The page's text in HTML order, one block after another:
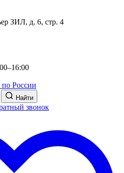
ЗИЛ, д. 6, стр. 4
России
Найти
звонок